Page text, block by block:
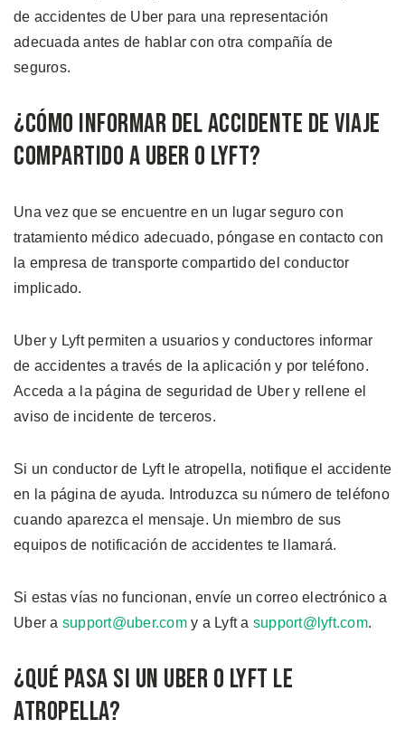
de accidentes de Uber para una representación
adecuada antes de hablar con otra compañía de
seguros.
¿Cómo Informar del Accidente de Viaje
Compartido a Uber o Lyft?
Una vez que se encuentre en un lugar seguro con
tratamiento médico adecuado, póngase en contacto con
la empresa de transporte compartido del conductor
implicado.
Uber y Lyft permiten a usuarios y conductores informar
de accidentes a través de la aplicación y por teléfono.
Acceda a la página de seguridad de Uber y rellene el
aviso de incidente de terceros.
Si un conductor de Lyft le atropella, notifique el accidente
en la página de ayuda. Introduzca su número de teléfono
cuando aparezca el mensaje. Un miembro de sus
equipos de notificación de accidentes te llamará.
Si estas vías no funcionan, envíe un correo electrónico a
Uber a support@uber.comy a Lyft a support@lyft.com.
¿Qué Pasa si un Uber o Lyft le
Atropella?